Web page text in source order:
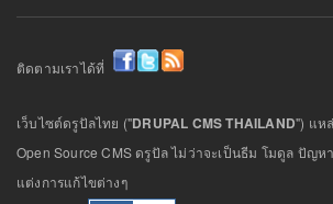
ติดตามเราได้ที่
เว็บไซต์ดรูปัลไทย ("DRUPAL CMS THAILAND") แห
Open Source CMS ดรูปัล ไม่ว่าจะเป็นธีม โมดูล ปัญห
แต่งการแก้ไขต่างๆ